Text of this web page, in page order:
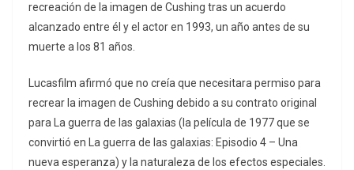
recreación de la imagen de Cushing tras un acuerdo
alcanzado entre él y el actor en 1993, un año antes de su
muerte a los 81 años.
Lucasfilm afirmó que no creía que necesitara permiso para
recrear la imagen de Cushing debido a su contrato original
para La guerra de las galaxias (la película de 1977 que se
convirtió en La guerra de las galaxias: Episodio 4 – Una
nueva esperanza) y la naturaleza de los efectos especiales.